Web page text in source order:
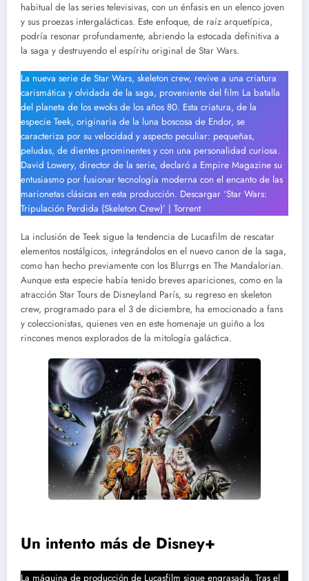
habitual de las series televisivas, con un énfasis en un elenco joven
y sus proezas intergalácticas. Este enfoque, de raíz arquetípica,
podría resonar profundamente, abriendo la estocada definitiva a
la saga y destruyendo el espíritu original de Star Wars.
La nueva serie de Star Wars, skeleton crew, revive a una criatura
carismática y olvidada de la saga, proveniente del film La batalla
del planeta de los ewoks de los años 80. Esta criatura, de la
especie Teek, originaria de la luna boscosa de Endor, se
caracteriza por su velocidad y aspecto peculiar: pequeñas,
peludas, de dientes prominentes y con una personalidad curiosa.
David Lowery, director de la serie, declaró a Empire Magazine su
entusiasmo por fusionar tecnología moderna con el encanto de las
marionetas clásicas en esta producción. Descargar ‘Star Wars:
Tripulación Perdida (Skeleton Crew)’ | Torrent
La inclusión de Teek sigue la tendencia de Lucasfilm de rescatar
elementos nostálgicos, integrándolos en el nuevo canon de la saga,
como han hecho previamente con los Blurrgs en The Mandalorian.
Aunque esta especie había tenido breves apariciones, como en la
atracción Star Tours de Disneyland París, su regreso en skeleton
crew, programado para el 3 de diciembre, ha emocionado a fans
y coleccionistas, quienes ven en este homenaje un guiño a los
rincones menos explorados de la mitología galáctica.
Un intento más de Disney+
La máquina de producción de Lucasfilm sigue engrasada. Tras el